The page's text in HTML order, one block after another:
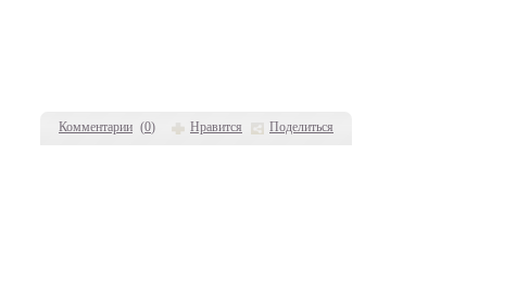
Комментарии (0) Нравится Поделиться